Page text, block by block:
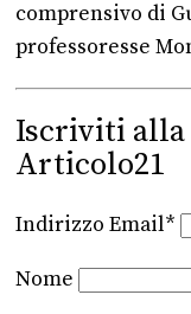
comprensivo di
professoresse
Iscriviti alla
Articolo21
Indirizzo Email*
Nome